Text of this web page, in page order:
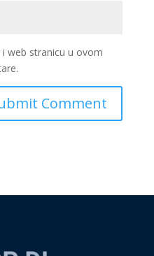
web stranicu u ovom